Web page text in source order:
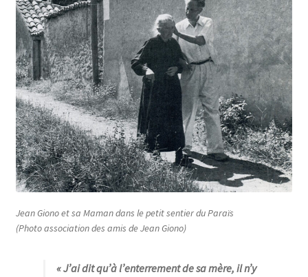
Jean Giono et sa Maman dans le petit sentier du Paraïs
(Photo association des amis de Jean Giono)
« J’ai dit qu’à l’enterrement de sa mère, il n’y